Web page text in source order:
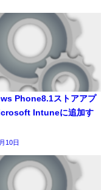
Phone8.1ストアアプ
Intuneに追加す
10日